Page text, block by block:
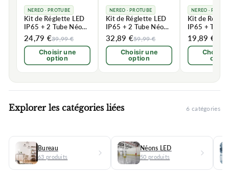
NEREO · PROTUBE
Kit de Réglette LED
IP65 + 2 Tube Néon
LED 120cm T8 18W
24,79 €39,99 €
Choisir une
option
NEREO · PROTUBE
Kit de Réglette LED
IP65 + 2 Tube Néon
LED 150cm T8 22W
32,89 €59,99 €
Choisir une
option
NEREO ·
Kit de
IP65 + Tube
LED 120cm
19,89 €
Choisir
Explorer les catégories liées 6 catégories
Bureau
63 produits
Néons LED
50 produits